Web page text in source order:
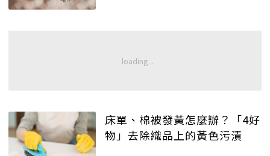
床單、棉被發黃怎麼辦？「4好
物」去除織品上的黃色污漬